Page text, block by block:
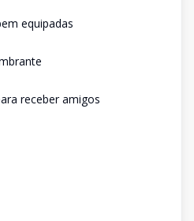
equipadas
receber amigos